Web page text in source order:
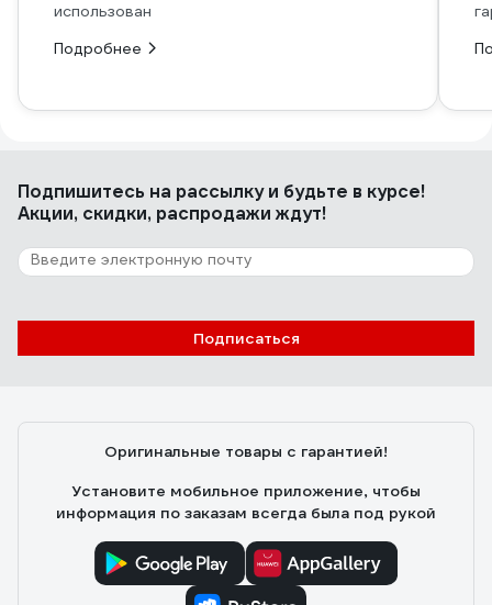
использован
Подробнее
Подпишитесь на рассылкуи будьте в курсе!
Акции, скидки, распродажи ждут!
Подписаться
Оригинальные товары с гарантией!
Установите мобильное приложение, чтобы
информация по заказам всегда была под рукой